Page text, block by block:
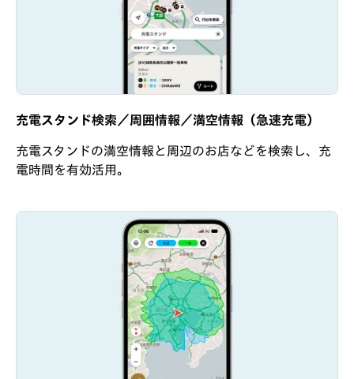
充電スタンド検索／周囲情報／満空情報（急速充電）
充電スタンドの満空情報と周辺のお店などを検索し、充
電時間を有効活用。